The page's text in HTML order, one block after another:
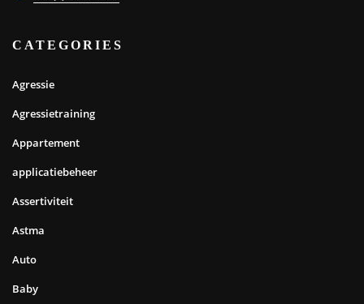
CATEGORIES
Agressie
Agressietraining
Appartement
applicatiebeheer
Assertiviteit
Astma
Auto
Baby